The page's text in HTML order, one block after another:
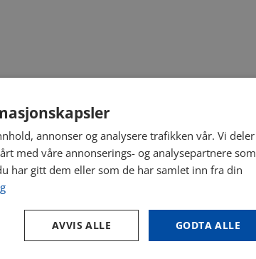
annonser og analysere trafikken vår. Vi deler
med våre annonserings- og analysepartnere som
har gitt dem eller som de har samlet inn fra din
GODTA ALLE
AVVIS ALLE